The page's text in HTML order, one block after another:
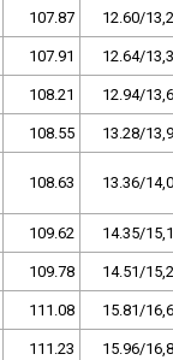
107.87 12.60/13,2
107.91 12.64/13,3
108.21 12.94/13,6
108.55 13.28/13,9
108.63 13.36/14,0
109.62 14.35/15,1
109.78 14.51/15,2
111.08 15.81/16,6
111.23 15.96/16,8